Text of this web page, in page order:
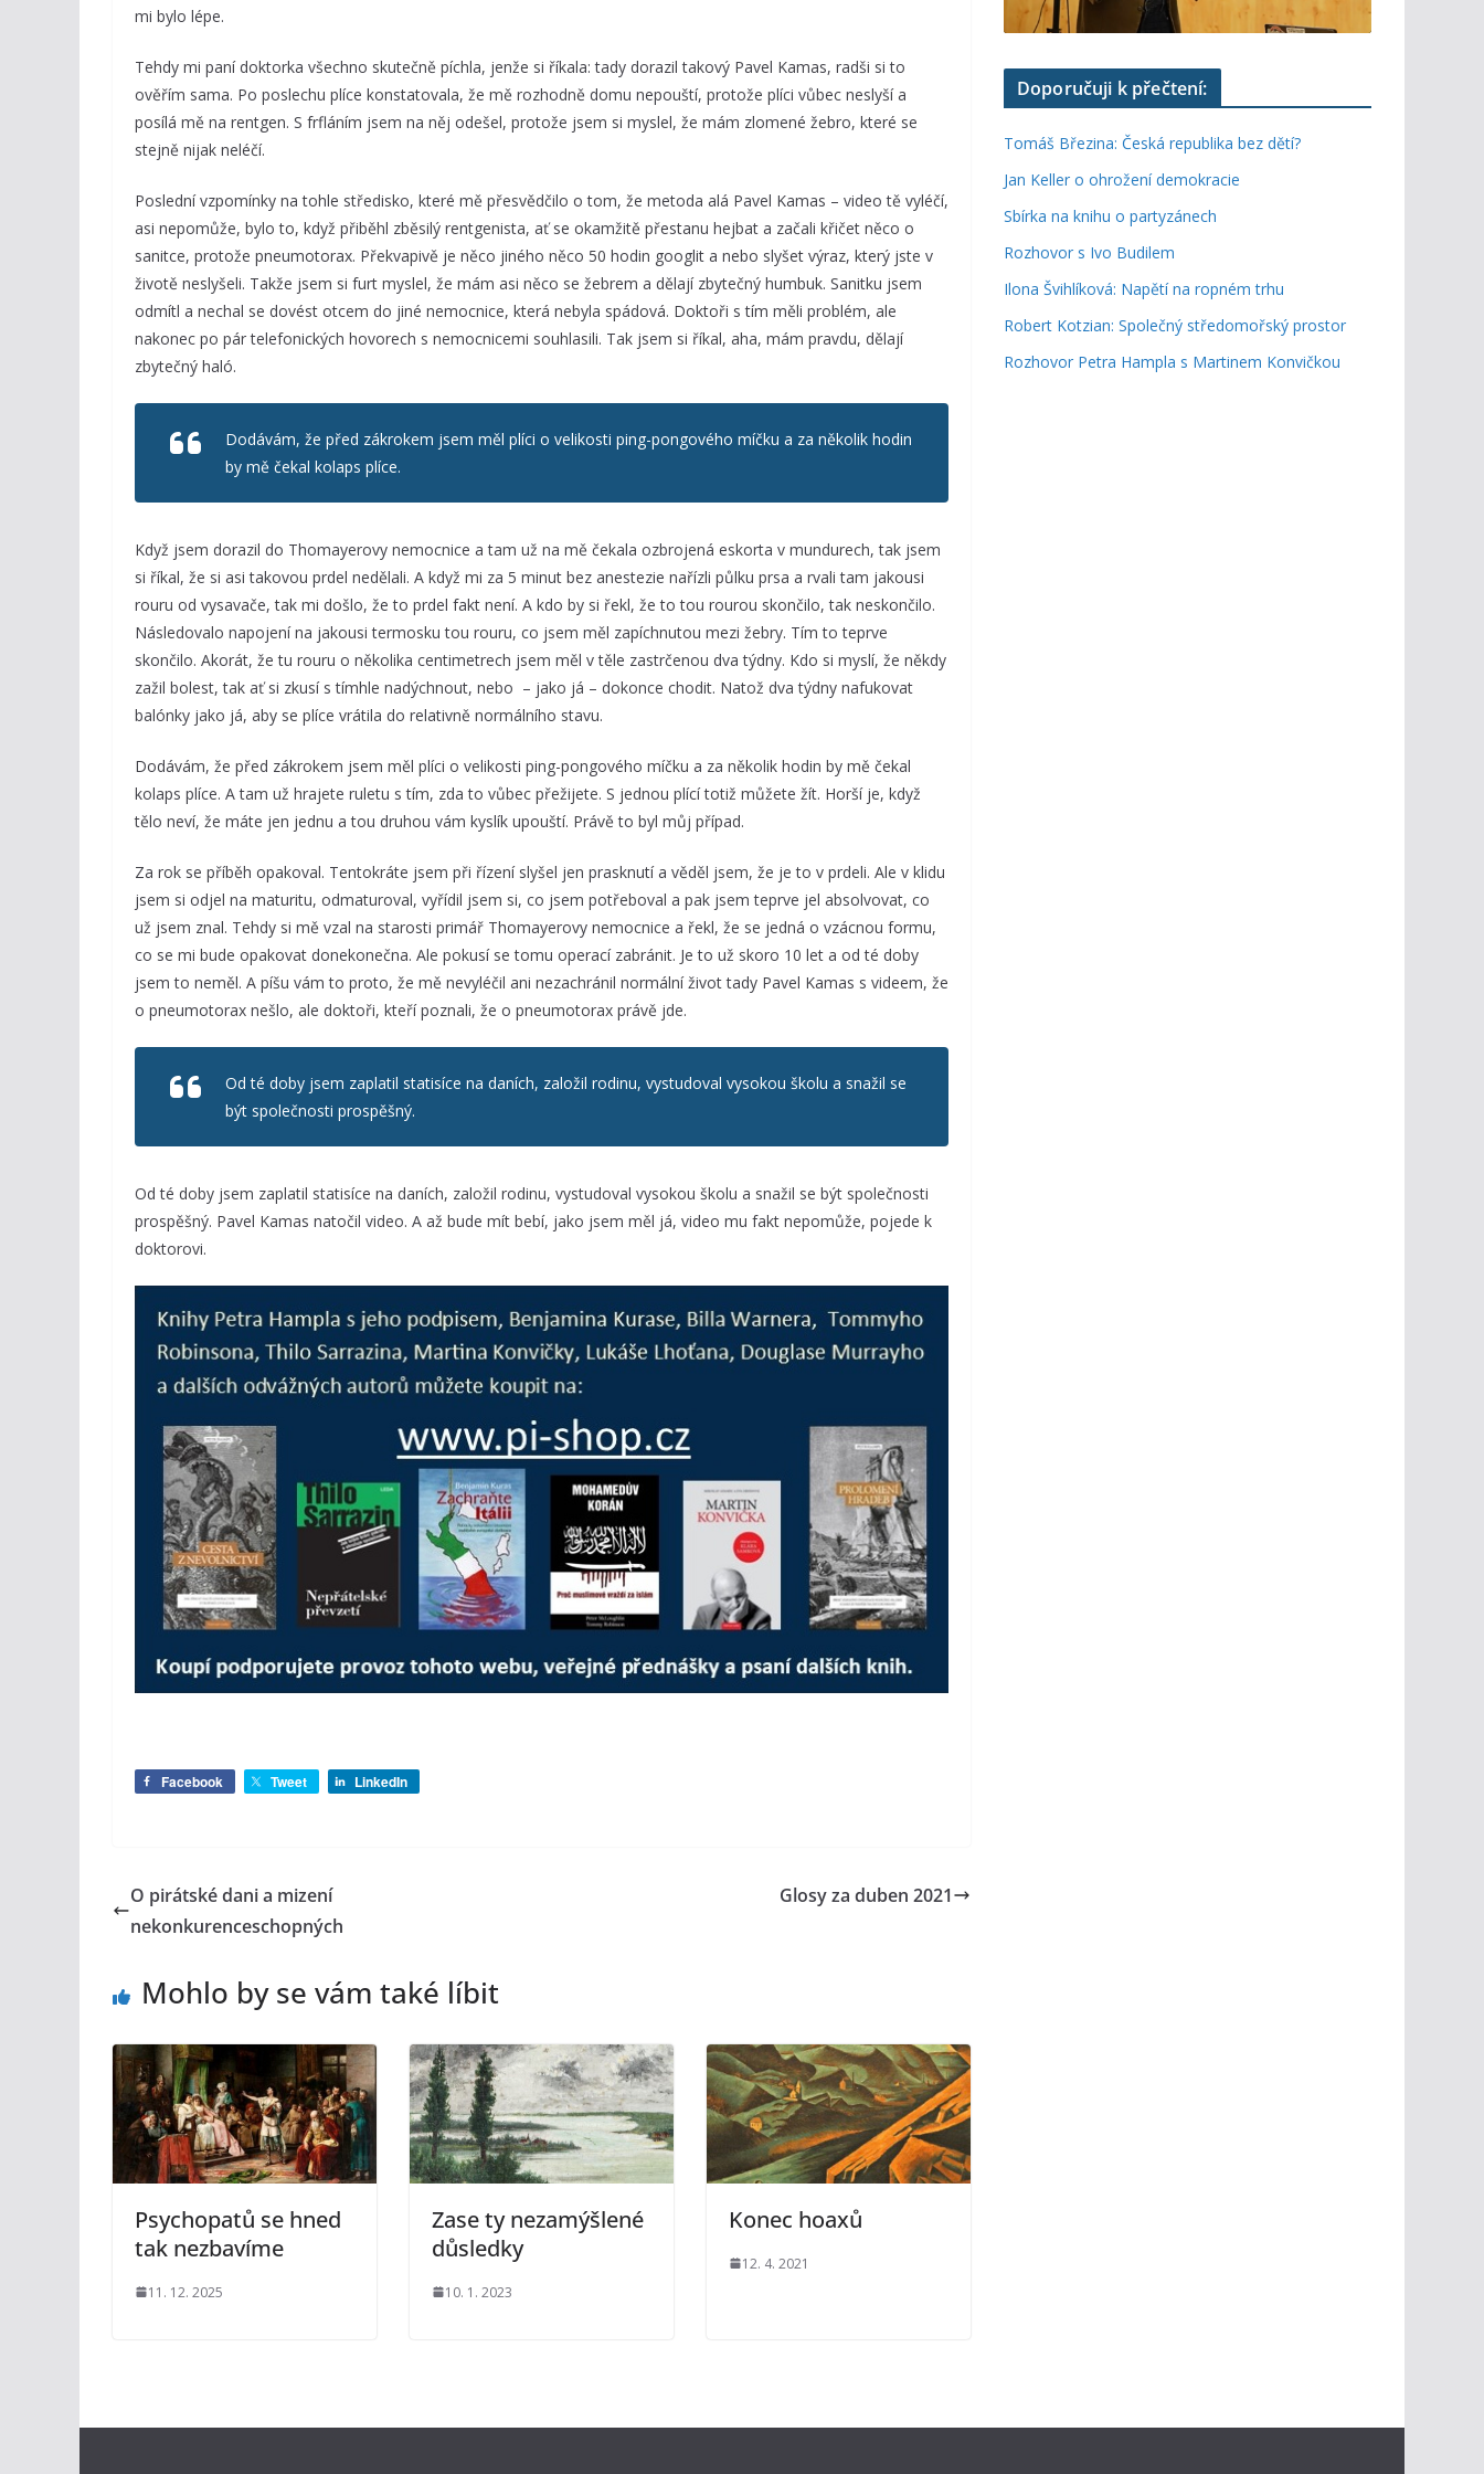
mi bylo lépe.
Tehdy mi paní doktorka všechno skutečně píchla, jenže si říkala: tady dorazil takový Pavel Kamas, radši si to
ověřím sama. Po poslechu plíce konstatovala, že mě rozhodně domu nepouští, protože plíci vůbec neslyší a
posílá mě na rentgen. S frfláním jsem na něj odešel, protože jsem si myslel, že mám zlomené žebro, které se
stejně nijak neléčí.
Poslední vzpomínky na tohle středisko, které mě přesvědčilo o tom, že metoda alá Pavel Kamas – video tě vyléčí,
asi nepomůže, bylo to, když přiběhl zběsilý rentgenista, ať se okamžitě přestanu hejbat a začali křičet něco o
sanitce, protože pneumotorax. Překvapivě je něco jiného něco 50 hodin googlit a nebo slyšet výraz, který jste v
životě neslyšeli. Takže jsem si furt myslel, že mám asi něco se žebrem a dělají zbytečný humbuk. Sanitku jsem
odmítl a nechal se dovést otcem do jiné nemocnice, která nebyla spádová. Doktoři s tím měli problém, ale
nakonec po pár telefonických hovorech s nemocnicemi souhlasili. Tak jsem si říkal, aha, mám pravdu, dělají
zbytečný haló.
Dodávám, že před zákrokem jsem měl plíci o velikosti ping-pongového míčku a za několik hodin
by mě čekal kolaps plíce.
Když jsem dorazil do Thomayerovy nemocnice a tam už na mě čekala ozbrojená eskorta v mundurech, tak jsem
si říkal, že si asi takovou prdel nedělali. A když mi za 5 minut bez anestezie nařízli půlku prsa a rvali tam jakousi
rouru od vysavače, tak mi došlo, že to prdel fakt není. A kdo by si řekl, že to tou rourou skončilo, tak neskončilo.
Následovalo napojení na jakousi termosku tou rouru, co jsem měl zapíchnutou mezi žebry. Tím to teprve
skončilo. Akorát, že tu rouru o několika centimetrech jsem měl v těle zastrčenou dva týdny. Kdo si myslí, že někdy
zažil bolest, tak ať si zkusí s tímhle nadýchnout, nebo – jako já – dokonce chodit. Natož dva týdny nafukovat
balónky jako já, aby se plíce vrátila do relativně normálního stavu.
Dodávám, že před zákrokem jsem měl plíci o velikosti ping-pongového míčku a za několik hodin by mě čekal
kolaps plíce. A tam už hrajete ruletu s tím, zda to vůbec přežijete. S jednou plící totiž můžete žít. Horší je, když
tělo neví, že máte jen jednu a tou druhou vám kyslík upouští. Právě to byl můj případ.
Za rok se příběh opakoval. Tentokráte jsem při řízení slyšel jen prasknutí a věděl jsem, že je to v prdeli. Ale v klidu
jsem si odjel na maturitu, odmaturoval, vyřídil jsem si, co jsem potřeboval a pak jsem teprve jel absolvovat, co
už jsem znal. Tehdy si mě vzal na starosti primář Thomayerovy nemocnice a řekl, že se jedná o vzácnou formu,
co se mi bude opakovat donekonečna. Ale pokusí se tomu operací zabránit. Je to už skoro 10 let a od té doby
jsem to neměl. A píšu vám to proto, že mě nevyléčil ani nezachránil normální život tady Pavel Kamas s videem, že
o pneumotorax nešlo, ale doktoři, kteří poznali, že o pneumotorax právě jde.
Od té doby jsem zaplatil statisíce na daních, založil rodinu, vystudoval vysokou školu a snažil se
být společnosti prospěšný.
Od té doby jsem zaplatil statisíce na daních, založil rodinu, vystudoval vysokou školu a snažil se být společnosti
prospěšný. Pavel Kamas natočil video. A až bude mít bebí, jako jsem měl já, video mu fakt nepomůže, pojede k
doktorovi.
Facebook Tweet LinkedIn
O pirátské dani a mizení
nekonkurenceschopných
Glosy za duben 2021
Mohlo by se vám také líbit
Psychopatů se hned
tak nezbavíme
11. 12. 2025
Zase ty nezamýšlené
důsledky
10. 1. 2023
Konec hoaxů
12. 4. 2021
Doporučuji k přečtení:
Tomáš Březina: Česká republika bez dětí?
Jan Keller o ohrožení demokracie
Sbírka na knihu o partyzánech
Rozhovor s Ivo Budilem
Ilona Švihlíková: Napětí na ropném trhu
Robert Kotzian: Společný středomořský prostor
Rozhovor Petra Hampla s Martinem Konvičkou